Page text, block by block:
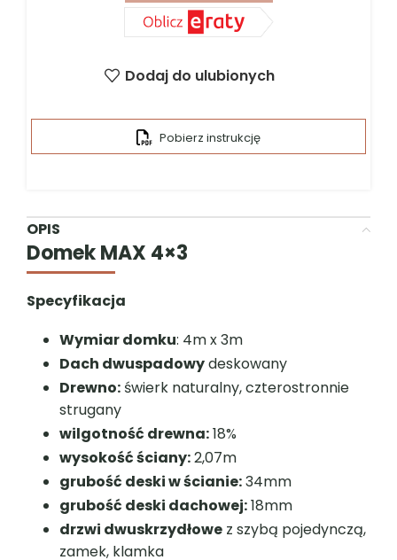
Kod pocztowy* Miejscowość*
Pobierz instrukcję
Dodaj do ulubionych
OPIS
Domek MAX 4×3
Specyfikacja
Wymiar domku: 4m x 3m
Dach dwuspadowydeskowany
Drewno:świerk naturalny, czterostronnie
strugany
wilgotność drewna:18%
wysokość ściany:2,07m
grubość deski w ścianie:34mm
grubość deski dachowej:18mm
drzwi dwuskrzydłowe z szybą pojedynczą,
zamek, klamka